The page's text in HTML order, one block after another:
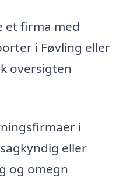
et firma med
i Føvling eller
oversigten
i
eller
og omegn